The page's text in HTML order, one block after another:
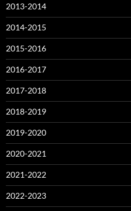
2013-2014
2014-2015
2015-2016
2016-2017
2017-2018
2018-2019
2019-2020
2020-2021
2021-2022
2022-2023